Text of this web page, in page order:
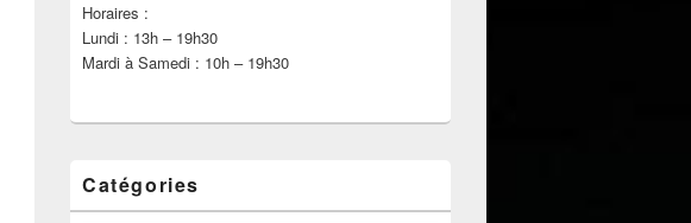
Horaires :
Lundi : 13h – 19h30
Mardi à Samedi : 10h – 19h30
Catégories